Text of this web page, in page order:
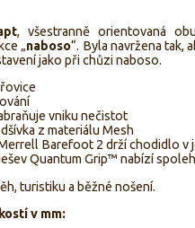
, všestranně orientovaná
„naboso“. Byla navržena tak,
jako při chůzi naboso.
vniku nečistot
z materiálu Mesh
Barefoot 2 drží chodidlo
Quantum Grip™ nabízí
turistiku a běžné nošení.
v mm: